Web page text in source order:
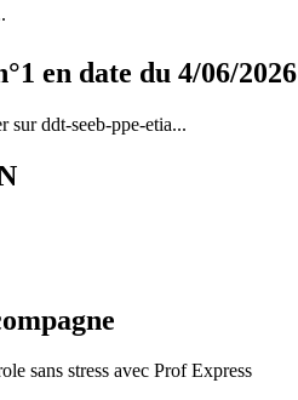
en date du 4/06/2026
sur ddt-seeb-ppe-etia...
sans stress avec Prof Express